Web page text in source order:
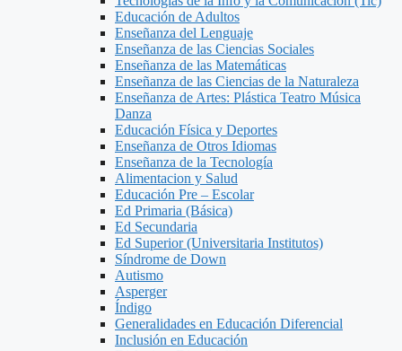
Educación de Adultos
Enseñanza del Lenguaje
Enseñanza de las Ciencias Sociales
Enseñanza de las Matemáticas
Enseñanza de las Ciencias de la Naturaleza
Enseñanza de Artes: Plástica Teatro Música
Danza
Educación Física y Deportes
Enseñanza de Otros Idiomas
Enseñanza de la Tecnología
Alimentacion y Salud
Educación Pre – Escolar
Ed Primaria (Básica)
Ed Secundaria
Ed Superior (Universitaria Institutos)
Síndrome de Down
Autismo
Asperger
Índigo
Generalidades en Educación Diferencial
Inclusión en Educación